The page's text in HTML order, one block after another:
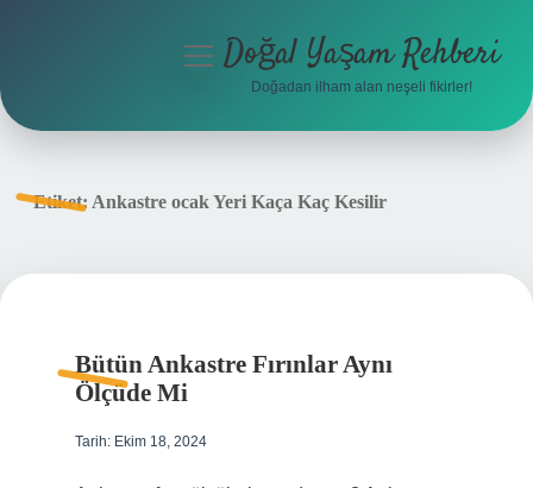
menüyüDoğal Yaşam Rehberi
Doğadan ilham alan neşeli fikirler!
Etiket: Ankastre ocak Yeri Kaça Kaç Kesilir
Bütün Ankastre Fırınlar Aynı
Ölçüde Mi
Tarih: Ekim 18, 2024